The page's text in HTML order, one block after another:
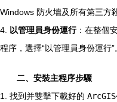
Windows 防火墻及所有第三方
4. 以管理員身份運行：在整個
程序，選擇“以管理員身份運行”
二、安裝主程序步驟
1. 找到并雙擊下載好的